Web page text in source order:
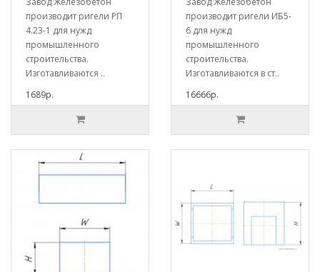
производит ригели РП
4.23-1 для нужд
промышленного
строительства.
Изготавливаются ..
1689р.
производит ригели ИБ5-
6 для нужд
промышленного
строительства.
Изготавливаются в ст..
16666р.